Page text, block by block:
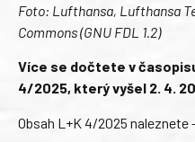
Foto: Lufthansa, Lufthansa
Commons (GNU FDL 1.2)
Více se dočtete v
4/2025, který vyšel 2. 4.
Obsah L+K 4/2025 naleznete